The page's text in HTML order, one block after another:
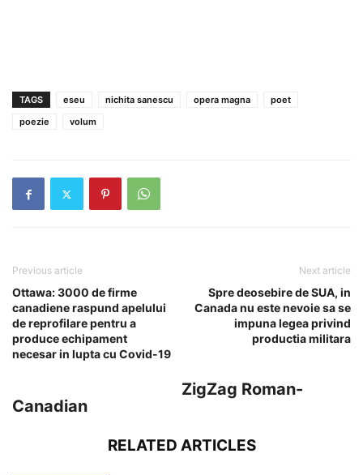
TAGS eseu nichita sanescu opera magna
poet
poezie
volum
Previous article
Ottawa: 3000 de firme
canadiene raspund apelului
de reprofilare pentru a
produce echipament
necesar in lupta cu Covid-19
Next article
Spre deosebire de SUA, in
Canada nu este nevoie sa se
impuna legea privind
productia militara
ZigZag Roman-
Canadian
RELATED ARTICLES